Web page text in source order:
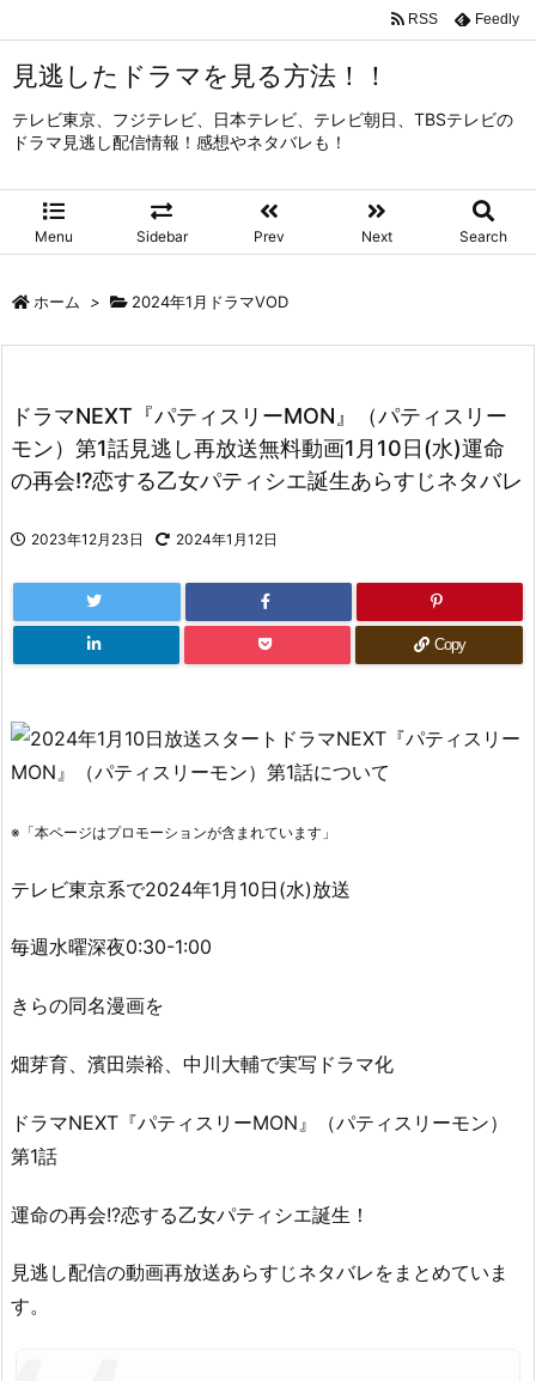
見逃したドラマを見る方法！！
テレビ東京、フジテレビ、日本テレビ、テレビ朝日、TBSテレビの
ドラマ見逃し配信情報！感想やネタバレも！
Menu Sidebar Prev Next Search
RSS Feedly
ホーム > 2024年1月ドラマVOD
ドラマNEXT『パティスリーMON』（パティスリー
モン）第1話見逃し再放送無料動画1月10日(水)運命
の再会!?恋する乙女パティシエ誕生あらすじネタバレ
2023年12月23日 2024年1月12日
Copy
※「本ページはプロモーションが含まれています」
テレビ東京系で2024年1月10日(水)放送
毎週水曜深夜0:30-1:00
きらの同名漫画を
畑芽育、濱田崇裕、中川大輔で実写ドラマ化
ドラマNEXT『パティスリーMON』（パティスリーモン）
第1話
運命の再会!?恋する乙女パティシエ誕生！
見逃し配信の動画再放送あらすじネタバレをまとめていま
す。